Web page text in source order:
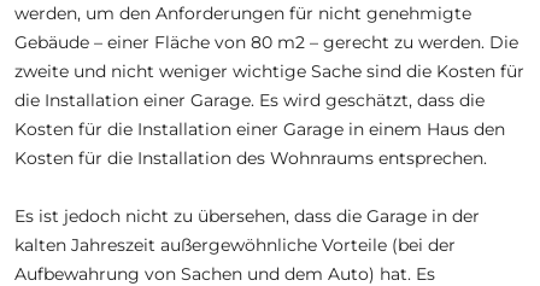
werden, um den Anforderungen für nicht genehmigte
Gebäude – einer Fläche von 80 m2 – gerecht zu werden. Die
zweite und nicht weniger wichtige Sache sind die Kosten für
die Installation einer Garage. Es wird geschätzt, dass die
Kosten für die Installation einer Garage in einem Haus den
Kosten für die Installation des Wohnraums entsprechen.
Es ist jedoch nicht zu übersehen, dass die Garage in der
kalten Jahreszeit außergewöhnliche Vorteile (bei der
Aufbewahrung von Sachen und dem Auto) hat. Es